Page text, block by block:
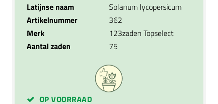
Latijnse naam
Solanum lycopersicum
Artikelnummer
362
Merk
123zaden Topselect
Aantal zaden
75
OP VOORRAAD